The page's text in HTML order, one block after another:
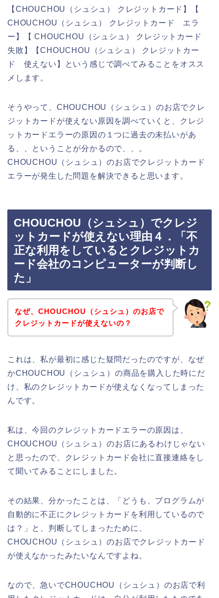
【CHOUCHOU（シュシュ） クレジットカード】【
CHOUCHOU（シュシュ） クレジットカード エラ
ー】【 CHOUCHOU（シュシュ） クレジットカード
失敗】【CHOUCHOU（シュシュ） クレジットカー
ド 使えない】という感じで調べてみることをオスス
メします。
そうやって、CHOUCHOU（シュシュ）のお店でクレ
ジットカードが使えない原因を調べていくと、クレジ
ットカードエラーの原因の１つに過去の未払いがあ
る、、ということが分かるので、、。
CHOUCHOU（シュシュ）のお店でクレジットカード
エラーが発生した問題を解決できると思います。
CHOUCHOU（シュシュ）でクレジ
ットカードが使えない理由４．「不
正な利用をしているとクレジットカ
ード会社のコンピューターが判断し
た」
なぜ、CHOUCHOU（シュシュ）のお店で
クレジットカードが使えないの？
これは、私が最初に感じた疑問だったのですが、なぜ
かCHOUCHOU（シュシュ）の商品を購入した時にだ
け、私のクレジットカードが使えなくなってしまった
んです。
私は、今回のクレジットカードエラーの原因は、
CHOUCHOU（シュシュ）のお店にあるわけじゃない
と思ったので、クレジットカード会社に直接連絡をし
て聞いてみることにしました。
その結果、分かったことは、「どうも、プログラムが
自動的に不正にクレジットカードを利用しているので
は？」と、判断してしまったために、
CHOUCHOU（シュシュ）のお店でクレジットカード
が使えなかったみたいなんですよね。
なので、急いでCHOUCHOU（シュシュ）のお店で利